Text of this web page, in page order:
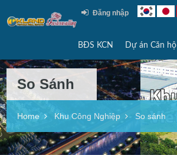
Đăng nhập
BĐS KCN Dự án Căn hộ
So Sánh
Home Khu Công Nghiệp So sánh